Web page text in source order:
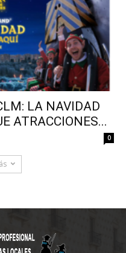
LA NAVIDAD
ATRACCIONES...
0